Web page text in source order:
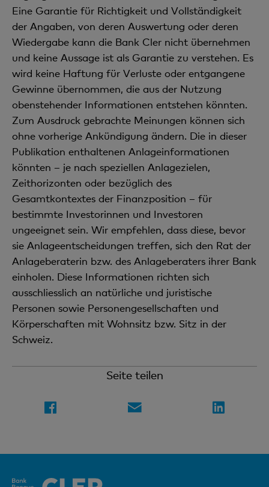
Eine Garantie für Richtigkeit und Vollständigkeit
der Angaben, von deren Auswertung oder deren
Wiedergabe kann die Bank Cler nicht übernehmen
und keine Aussage ist als Garantie zu verstehen. Es
wird keine Haftung für Verluste oder entgangene
Gewinne übernommen, die aus der Nutzung
obenstehender Informationen entstehen könnten.
Zum Ausdruck gebrachte Meinungen können sich
ohne vorherige Ankündigung ändern. Die in dieser
Publikation enthaltenen Anlageinformationen
könnten – je nach speziellen Anlagezielen,
Zeithorizonten oder bezüglich des
Gesamtkontextes der Finanzposition – für
bestimmte Investorinnen und Investoren
ungeeignet sein. Wir empfehlen, dass diese, bevor
sie Anlageentscheidungen treffen, sich den Rat der
Anlageberaterin bzw. des Anlageberaters ihrer Bank
einholen. Diese Informationen richten sich
ausschliesslich an natürliche und juristische
Personen sowie Personengesellschaften und
Körperschaften mit Wohnsitz bzw. Sitz in der
Schweiz.
Seite teilen